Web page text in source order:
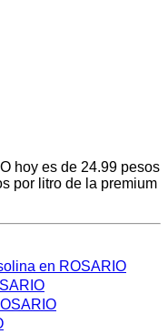
hoy es de 24.99 pesos
por litro de la premium
en ROSARIO